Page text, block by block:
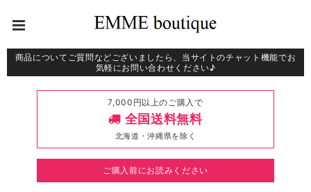
商品についてご質問などございましたら、当サイトのチャット機能でお
気軽にお問い合わせください♪
7,000円以上のご購入で
全国送料無料
北海道・沖縄県を除く
ご購入前にお読みください